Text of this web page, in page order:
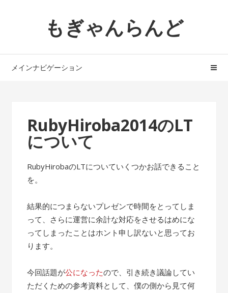
ョ
へ
もぎゃんらんど
メインナビゲーション
RubyHiroba2014のLT
について
RubyHirobaのLTについていくつかお話できること
を。
結果的につまらないプレゼンで時間をとってしま
って、さらに運営に余計な対応をさせるはめにな
ってしまったことはホント申し訳ないと思ってお
ります。
今回話題が公になったので、引き続き議論してい
ただくための参考資料として、僕の側から見て何